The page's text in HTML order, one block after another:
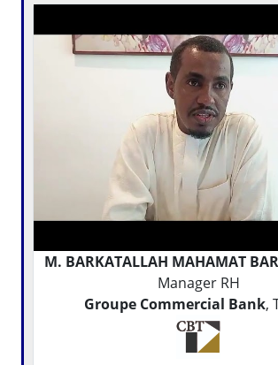
M. BARKATALLAH MAHAMAT
Manager RH
Groupe Commercial Bank,